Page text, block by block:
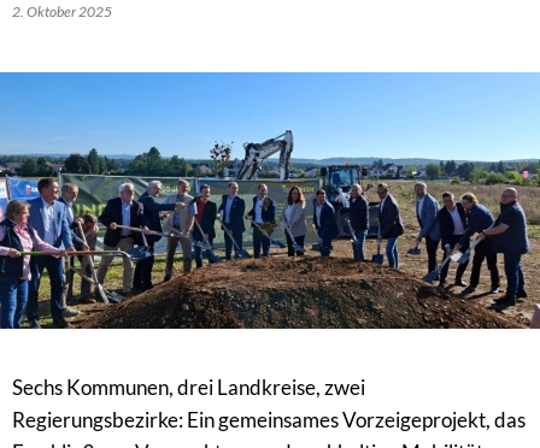
2. Oktober 2025
Sechs Kommunen, drei Landkreise, zwei
Regierungsbezirke: Ein gemeinsames Vorzeigeprojekt, das